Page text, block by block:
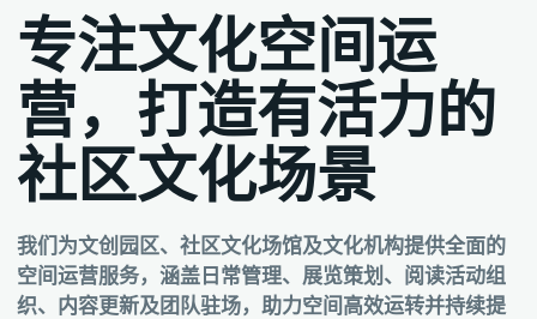
专注文化空间运
营，打造有活力的
社区文化场景
我们为文创园区、社区文化场馆及文化机构提供全面的
空间运营服务，涵盖日常管理、展览策划、阅读活动组
织、内容更新及团队驻场，助力空间高效运转并持续提